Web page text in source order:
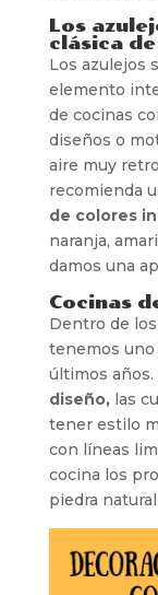
Los
clásica
Los azulejos
elemento
de cocinas
diseños o
aire muy
recomienda
de colores
naranja,
damos una
Cocinas
Dentro de
tenemos
últimos años.
diseño, las
tener estilo
con líneas
cocina los
piedra